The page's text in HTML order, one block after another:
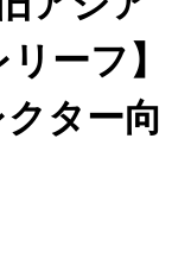
ーフ】
ター向